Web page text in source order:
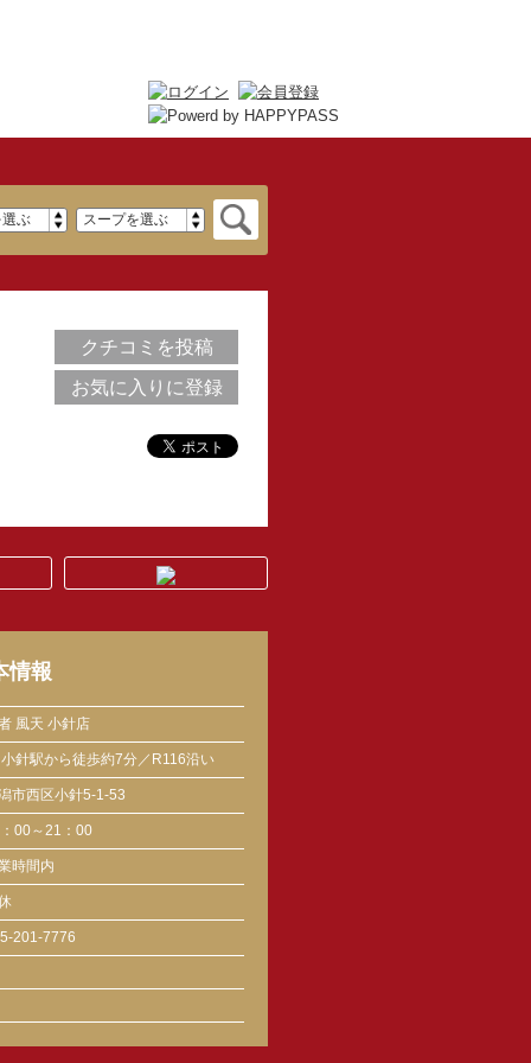
クチコミを投稿
お気に入りに登録
情報
風天 小針店
針駅から徒歩約7分／R116沿い
市西区小針5-1-53
00～21：00
時間内
201-7776